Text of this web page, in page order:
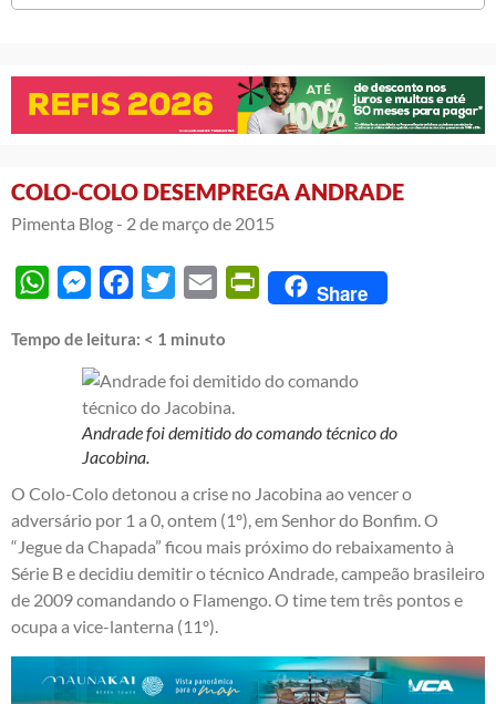
COLO-COLO DESEMPREGA ANDRADE
Pimenta Blog - 2 de março de 2015
WhatsAppMessengerFacebook
Twitter Email PrintFriendly
Share
Tempo de leitura: < 1 minuto
Andrade foi demitido do comando técnico do
Jacobina.
O Colo-Colo detonou a crise no Jacobina ao vencer o
adversário por 1 a 0, ontem (1º), em Senhor do Bonfim. O
“Jegue da Chapada” ficou mais próximo do rebaixamento à
Série B e decidiu demitir o técnico Andrade, campeão brasileiro
de 2009 comandando o Flamengo. O time tem três pontos e
ocupa a vice-lanterna (11º).